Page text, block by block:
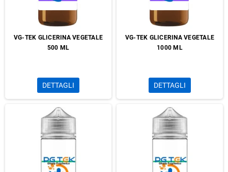
VG-TEK GLICERINA VEGETALE
500 ML
DETTAGLI
VG-TEK GLICERINA VEGETALE
1000 ML
DETTAGLI